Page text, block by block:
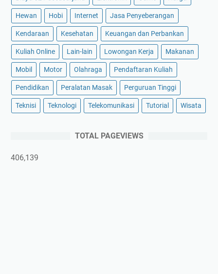
Hewan Hobi Internet Jasa Penyeberangan
Kendaraan Kesehatan Keuangan dan Perbankan
Kuliah Online Lain-lain Lowongan Kerja Makanan
Mobil Motor Olahraga Pendaftaran Kuliah
Pendidikan Peralatan Masak Perguruan Tinggi
Teknisi Teknologi Telekomunikasi Tutorial Wisata
TOTAL PAGEVIEWS
406,139